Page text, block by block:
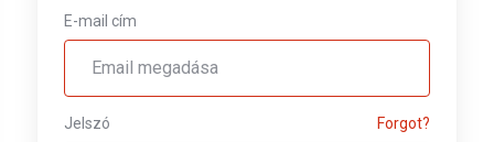
E-mail cím
Jelszó Forgot?